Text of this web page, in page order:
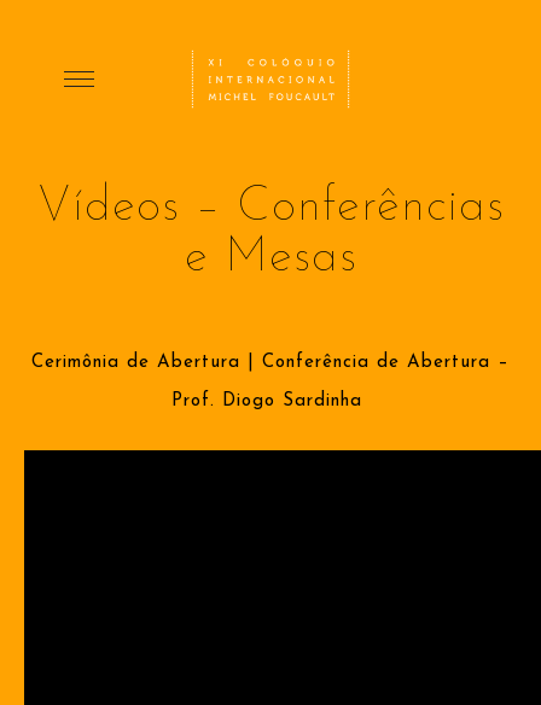
Vídeos – Conferências
e Mesas
Cerimônia de Abertura | Conferência de Abertura –
Prof. Diogo Sardinha